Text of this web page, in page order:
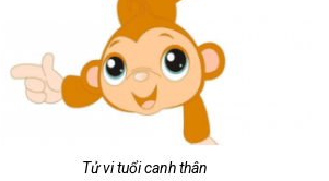
canh thân